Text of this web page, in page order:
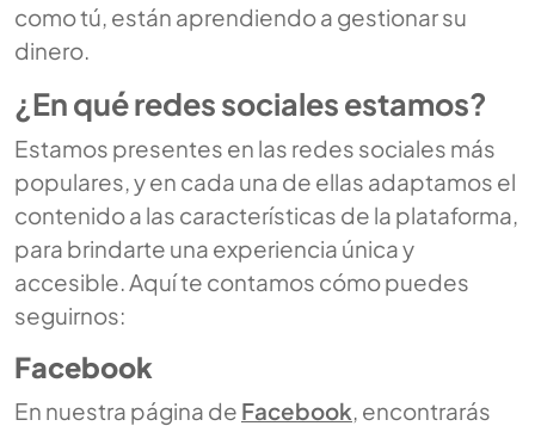
como tú, están aprendiendo a gestionar su
dinero.
¿En qué redes sociales estamos?
Estamos presentes en las redes sociales más
populares, y en cada una de ellas adaptamos el
contenido a las características de la plataforma,
para brindarte una experiencia única y
accesible. Aquí te contamos cómo puedes
seguirnos:
Facebook
En nuestra página de Facebook, encontrarás